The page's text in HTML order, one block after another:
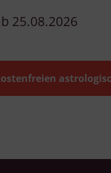
25.08.2026